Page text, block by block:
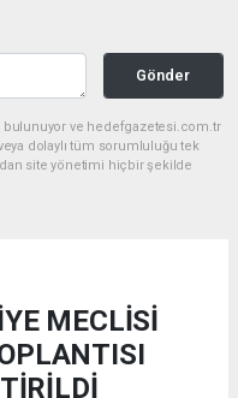
Gönder
bulunuyor ve hedefgazetesi.com.tr
dolaylı tüm sorumluluğu tek
site yönetimi hiçbir şekilde
MECLİSİ